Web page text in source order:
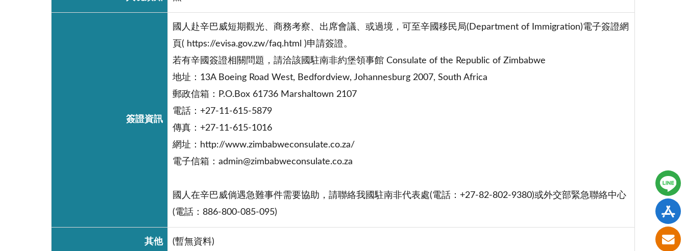
簽證資訊
國人赴辛巴威短期觀光、商務考察、出席會議、或過境，可至辛國移民局(Department of Immigration)電子簽證網
頁( https://evisa.gov.zw/faq.html )申請簽證。
若有辛國簽證相關問題，請洽該國駐南非約堡領事館 Consulate of the Republic of Zimbabwe
地址：13A Boeing Road West, Bedfordview, Johannesburg 2007, South Africa
郵政信箱：P.O.Box 61736 Marshaltown 2107
電話：+27-11-615-5879
傳真：+27-11-615-1016
網址：http://www.zimbabweconsulate.co.za/
電子信箱：admin@zimbabweconsulate.co.za
國人在辛巴威倘遇急難事件需要協助，請聯絡我國駐南非代表處(電話：+27-82-802-9380)或外交部緊急聯絡中心
(電話：886-800-085-095)
其他 (暫無資料)